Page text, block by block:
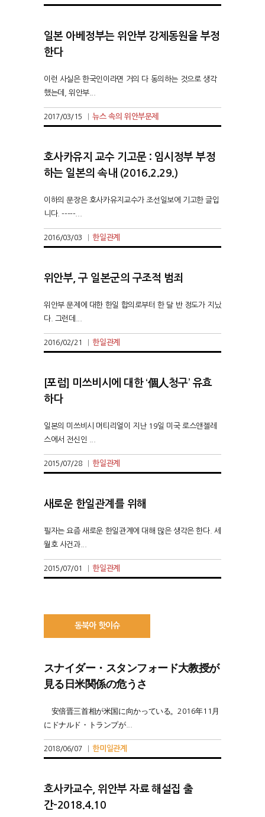
일본 아베정부는 위안부 강제동원을 부정
한다
이런 사실은 한국인이라면 거의 다 동의하는 것으로 생각
했는데, 위안부...
2017/03/15 |뉴스 속의 위안부문제
호사카유지 교수 기고문 : 임시정부 부정
하는 일본의 속내 (2016.2.29.)
이하의 문장은 호사카유지교수가 조선일보에 기고한 글입
니다. -----...
2016/03/03 |한일관계
위안부, 구 일본군의 구조적 범죄
위안부 문제에 대한 한일 합의로부터 한 달 반 정도가 지났
다. 그런데...
2016/02/21 |한일관계
[포럼] 미쓰비시에 대한 ‘個人청구’ 유효
하다
일본의 미쓰비시 머티리얼이 지난 19일 미국 로스앤젤레
스에서 전신인 ...
2015/07/28 |한일관계
새로운 한일관계를 위해
필자는 요즘 새로운 한일관계에 대해 많은 생각은 한다. 세
월호 사건과...
2015/07/01 |한일관계
동북아 핫이슈
スナイダー・スタンフォード大教授が
見る日米関係の危うさ
安倍晋三首相が米国に向かっている。2016年11月
にドナルド・トランプが...
2018/06/07 |한미일관계
호사카교수, 위안부 자료 해설집 출
간-2018.4.10